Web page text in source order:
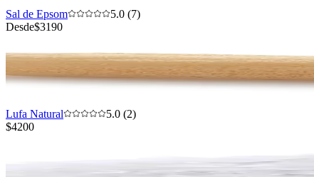
Sal de Epsom
5.0 (7)
Desde$3190
Lufa Natural
5.0 (2)
$4200